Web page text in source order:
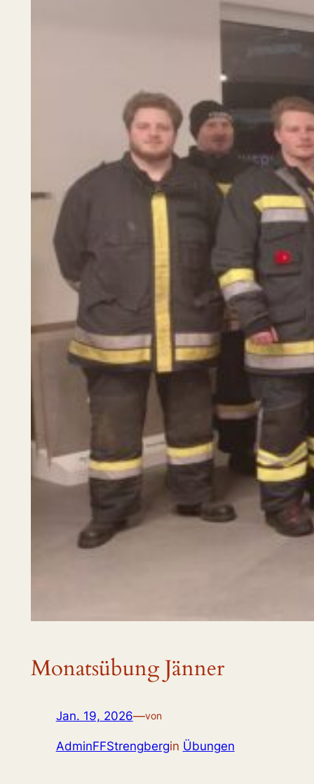
Monatsübung Jänner
Jan. 19, 2026—von
AdminFFStrengbergin Übungen